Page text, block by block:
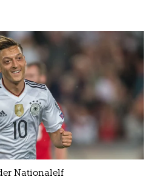
Nationalelf